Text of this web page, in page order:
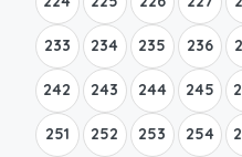
233 234 235 236
242 243 244 245
251 252 253 254